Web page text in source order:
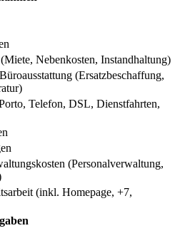
Nebenkosten, Instandhaltung)
(Ersatzbeschaffung,
Telefon, DSL, Dienstfahrten,
(Personalverwaltung,
(inkl. Homepage, +7,